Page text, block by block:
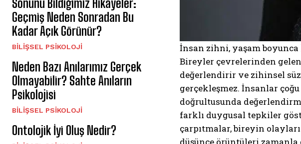
Sonunu Bildiğimiz Hikâyeler:
Geçmiş Neden Sonradan Bu
Kadar Açık Görünür?
BILIŞSEL PSIKOLOJI
Neden Bazı Anılarımız Gerçek
Olmayabilir? Sahte Anıların
Psikolojisi
BILIŞSEL PSIKOLOJI
Ontolojik İyi Oluş Nedir?
İnsan zihni, yaşam boyunca
Bireyler çevrelerinden
değerlendirir ve zihinsel
gerçekleşmez. İnsanlar
doğrultusunda
farklı duygusal tepkiler
çarpıtmalar, bireyin